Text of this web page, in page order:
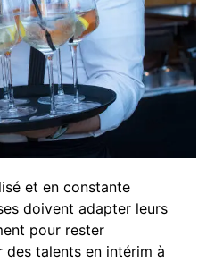
et en constante
doivent adapter leurs
pour rester
talents en intérim à